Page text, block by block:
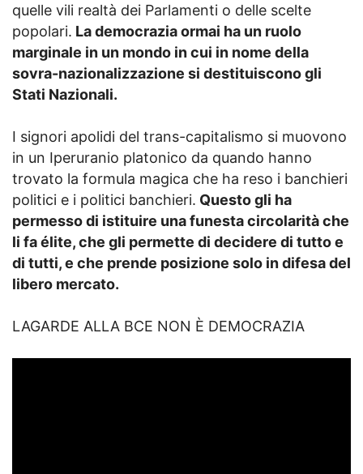
quelle vili realtà dei Parlamenti o delle scelte
popolari. La democrazia ormai ha un ruolo
marginale in un mondo in cui in nome della
sovra-nazionalizzazione si destituiscono gli
Stati Nazionali.
I signori apolidi del trans-capitalismo si muovono
in un Iperuranio platonico da quando hanno
trovato la formula magica che ha reso i banchieri
politici e i politici banchieri. Questo gli ha
permesso di istituire una funesta circolarità che
li fa élite, che gli permette di decidere di tutto e
di tutti, e che prende posizione solo in difesa del
libero mercato.
LAGARDE ALLA BCE NON È DEMOCRAZIA